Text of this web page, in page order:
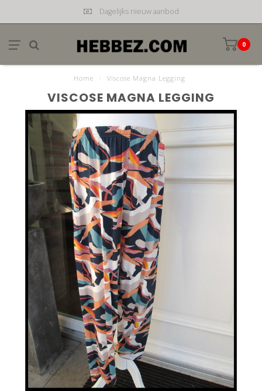
Dagelijks nieuw aanbod
0
Home Viscose Magna Legging
VISCOSE MAGNA LEGGING